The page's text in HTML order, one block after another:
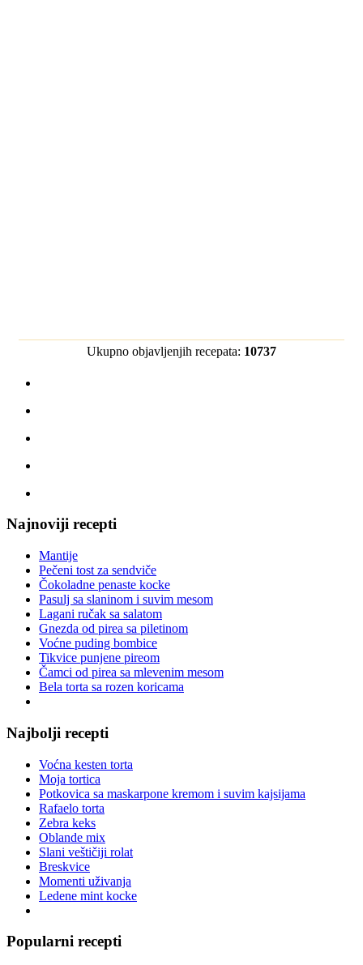
Ukupno objavljenjih recepata: 10737
Najnoviji recepti
Mantije
Pečeni tost za sendviče
Čokoladne penaste kocke
Pasulj sa slaninom i suvim mesom
Lagani ručak sa salatom
Gnezda od pirea sa piletinom
Voćne puding bombice
Tikvice punjene pireom
Čamci od pirea sa mlevenim mesom
Bela torta sa rozen koricama
Najbolji recepti
Voćna kesten torta
Moja tortica
Potkovica sa maskarpone kremom i suvim kajsijama
Rafaelo torta
Zebra keks
Oblande mix
Slani veštičiji rolat
Breskvice
Momenti uživanja
Ledene mint kocke
Popularni recepti